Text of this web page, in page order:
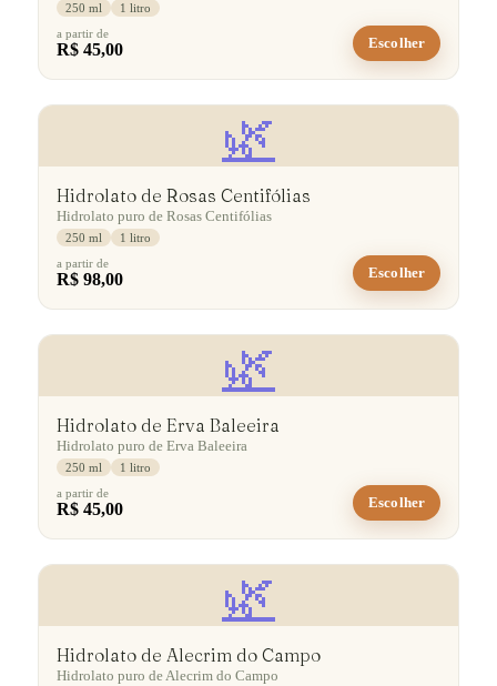
250 ml
1 litro
a partir de
R$ 45,00 Escolher
🌿
Hidrolato de Rosas Centifólias
Hidrolato puro de Rosas Centifólias
250 ml
1 litro
a partir de
R$ 98,00 Escolher
🌿
Hidrolato de Erva Baleeira
Hidrolato puro de Erva Baleeira
250 ml
1 litro
a partir de
R$ 45,00 Escolher
🌿
Hidrolato de Alecrim do Campo
Hidrolato puro de Alecrim do Campo